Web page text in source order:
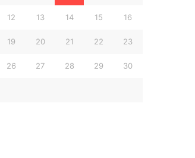
12 13 14 15 16
19 20 21 22 23
26 27 28 29 30